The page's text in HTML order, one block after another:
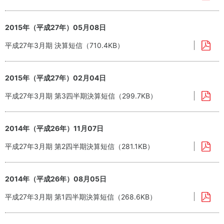
2015年（平成27年）05月08日
平成27年3月期 決算短信（710.4KB）
2015年（平成27年）02月04日
平成27年3月期 第3四半期決算短信（299.7KB）
2014年（平成26年）11月07日
平成27年3月期 第2四半期決算短信（281.1KB）
2014年（平成26年）08月05日
平成27年3月期 第1四半期決算短信（268.6KB）